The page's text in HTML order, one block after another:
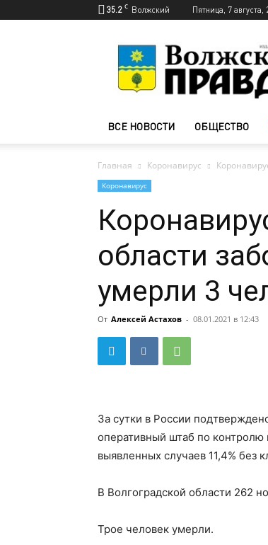
35.2 C Волжский Пятница, 7 августа,
Волжского
—
Волжская
ВСЕ НОВОСТИ ОБЩЕСТВО
Главная Коронавирус
Коронавирус
области
умерли 3
От Алексей Астахов - 08.01.2021 в 12:43
За сутки в России
оперативный штаб по контролю
выявленных случаев 11,4% без
В Волгоградской области 262
Трое человек умерли.